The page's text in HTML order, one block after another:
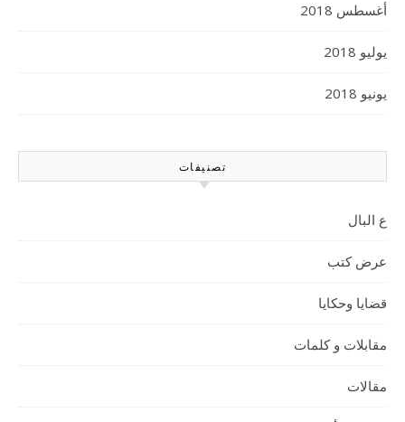
أغسطس 2018
يوليو 2018
يونيو 2018
تصنيفات
ع البال
عرض كتب
قضايا وحكايا
مقابلات و كلمات
مقالات